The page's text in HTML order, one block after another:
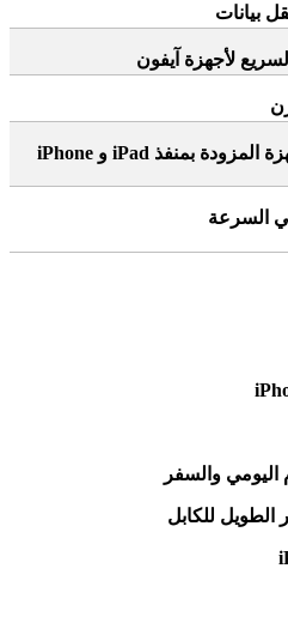
بيانات
لأجهزة آيفون
وiPad المزودة بمنفذ
السرعة
للكابل